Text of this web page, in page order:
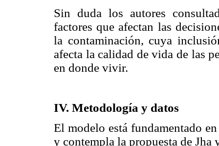
Sin duda los autores
factores que afectan las
la contaminación, cuya
afecta la calidad de vida de las
en donde vivir.
IV. Metodología y datos
El modelo está fundamentado
y contempla la propuesta de